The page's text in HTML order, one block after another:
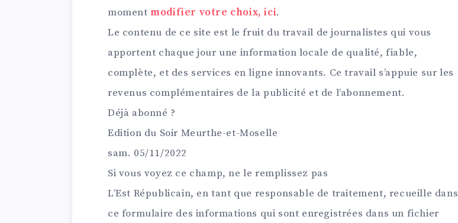
momentmodifier votre choix, ici.
Le contenu de ce site est le fruit du travail de journalistes qui vous
apportent chaque jour une information locale de qualité, fiable,
complète, et des services en ligne innovants. Ce travail s’appuie sur les
revenus complémentaires de la publicité et de l’abonnement.
Déjà abonné ?
Edition du Soir Meurthe-et-Moselle
sam. 05/11/2022
Si vous voyez ce champ, ne le remplissez pas
L’Est Républicain, en tant que responsable de traitement, recueille dans
ce formulaire des informations qui sont enregistrées dans un fichier